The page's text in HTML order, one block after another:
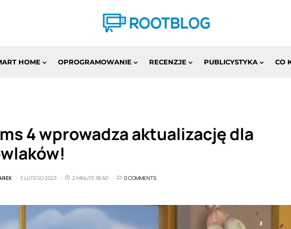
HOME OPROGRAMOWANIE RECENZJE PUBLICYSTYKA CO
4 wprowadza aktualizację dla
3 LUTEGO 2023 2 MINUTE READ 0 COMMENTS